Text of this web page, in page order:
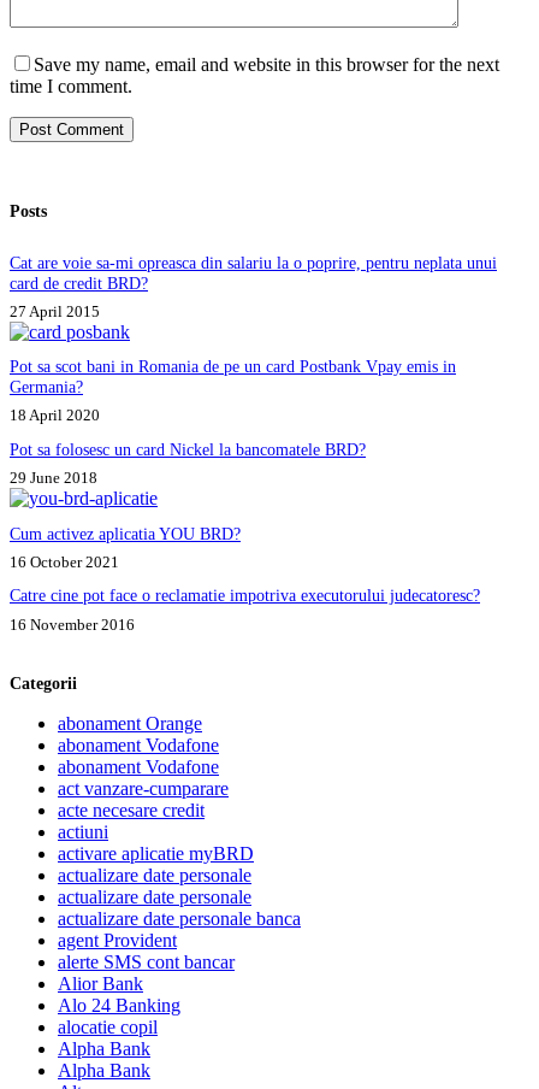
Save my name, email and website in this browser for the next
time I comment.
Post Comment
Posts
Cat are voie sa-mi opreasca din salariu la o poprire, pentru neplata unui
card de credit BRD?
27 April 2015
Pot sa scot bani in Romania de pe un card Postbank Vpay emis in
Germania?
18 April 2020
Pot sa folosesc un card Nickel la bancomatele BRD?
29 June 2018
Cum activez aplicatia YOU BRD?
16 October 2021
Catre cine pot face o reclamatie impotriva executorului judecatoresc?
16 November 2016
Categorii
abonament Orange
abonament Vodafone
abonament Vodafone
act vanzare-cumparare
acte necesare credit
actiuni
activare aplicatie myBRD
actualizare date personale
actualizare date personale
actualizare date personale banca
agent Provident
alerte SMS cont bancar
Alior Bank
Alo 24 Banking
alocatie copil
Alpha Bank
Alpha Bank